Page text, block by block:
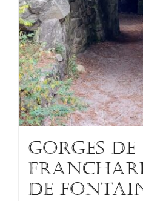
GORGES DE
DE